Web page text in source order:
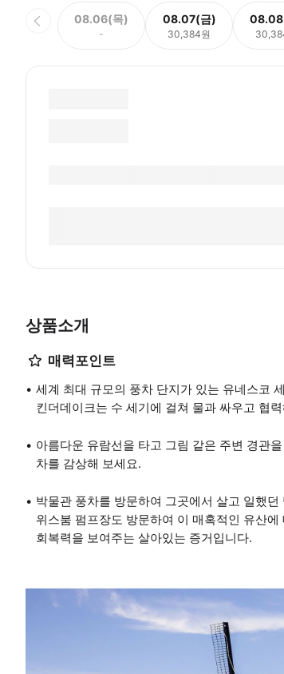
08.06(목)
-
08.07(금)
30,384원
상품소개
매력포인트
세계 최대 규모의 풍차 단지가 있는 유네스코
킨더데이크는 수 세기에 걸쳐 물과 싸우고 협
아름다운 유람선을 타고 그림 같은 주변 경관
차를 감상해 보세요.
박물관 풍차를 방문하여 그곳에서 살고 일했
위스붐 펌프장도 방문하여 이 매혹적인 유산
회복력을 보여주는 살아있는 증거입니다.